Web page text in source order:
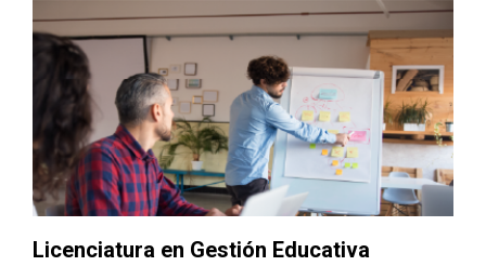
Licenciatura en Gestión Educativa